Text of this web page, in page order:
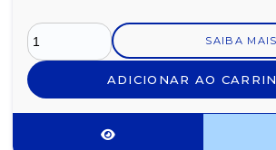
SAIBA MAIS
ADICIONAR AO